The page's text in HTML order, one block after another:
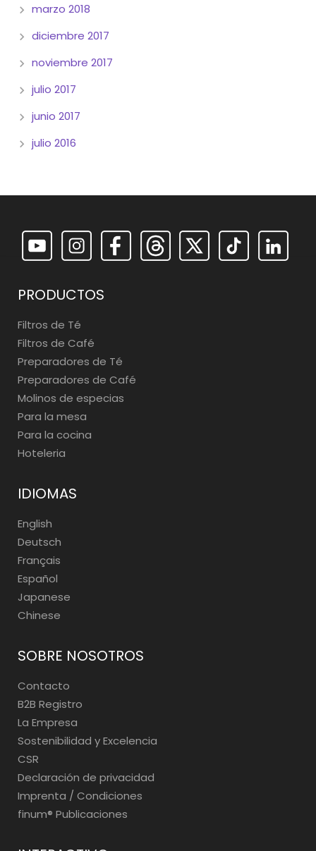
marzo 2018
diciembre 2017
noviembre 2017
julio 2017
junio 2017
julio 2016
PRODUCTOS
Filtros de Té
Filtros de Café
Preparadores de Té
Preparadores de Café
Molinos de especias
Para la mesa
Para la cocina
Hoteleria
IDIOMAS
English
Deutsch
Français
Español
Japanese
Chinese
SOBRE NOSOTROS
Contacto
B2B Registro
La Empresa
Sostenibilidad y Excelencia
CSR
Declaración de privacidad
Imprenta / Condiciones
finum®️ Publicaciones